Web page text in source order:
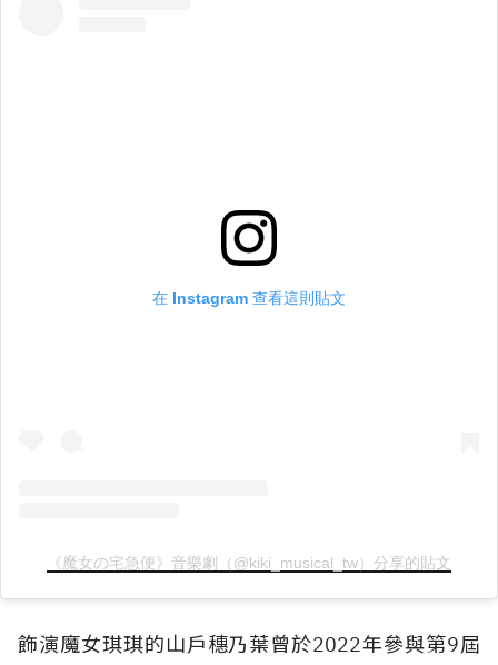
在 Instagram 查看這則貼文
《魔女の宅急便》音樂劇（@kiki_musical_tw）分享的貼文
飾演魔女琪琪的山戶穗乃葉曾於2022年參與第9屆